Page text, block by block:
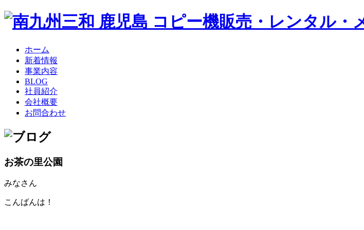
ホーム
新着情報
事業内容
BLOG
社員紹介
会社概要
お問合わせ
お茶の里公園
みなさん
こんばんは！